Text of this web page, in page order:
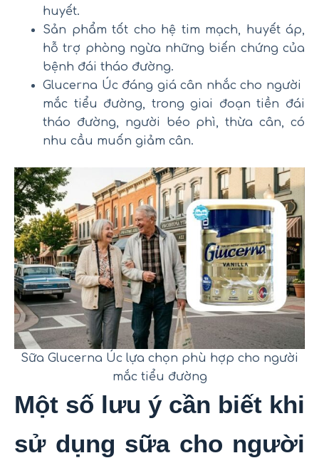
huyết.
Sản phẩm tốt cho hệ tim mạch, huyết áp,
hỗ trợ phòng ngừa những biến chứng của
bệnh đái tháo đường.
Glucerna Úc đáng giá cân nhắc cho người
mắc tiểu đường, trong giai đoạn tiền đái
tháo đường, người béo phì, thừa cân, có
nhu cầu muốn giảm cân.
Sữa Glucerna Úc lựa chọn phù hợp cho người
mắc tiểu đường
Một số lưu ý cần biết khi
sử dụng sữa cho người